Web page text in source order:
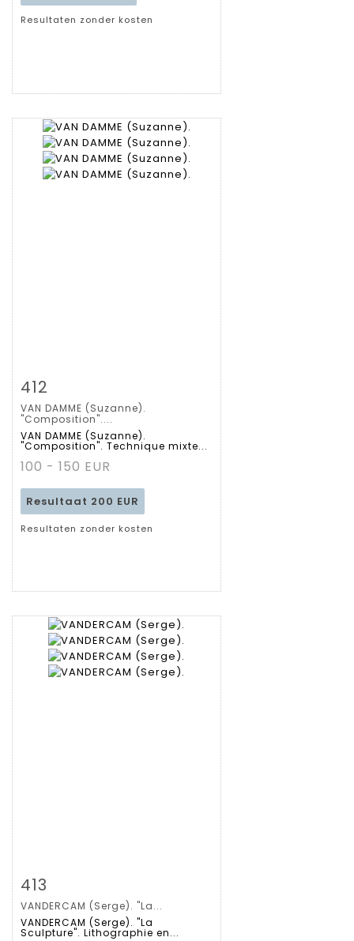
Resultaten zonder kosten
Gedetailleerde
fiche
412
VAN DAMME (Suzanne).
"Composition"....
VAN DAMME (Suzanne).
"Composition". Technique mixte...
100 - 150 EUR
Resultaat 200 EUR
Resultaten zonder kosten
Gedetailleerde
413
VANDERCAM (Serge). "La...
VANDERCAM (Serge). "La
Sculpture". Lithographie en...